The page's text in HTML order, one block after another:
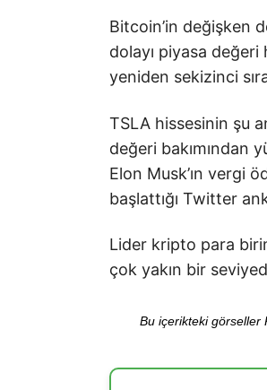
Bitcoin’in değişken
dolayı piyasa değeri
yeniden sekizinci
TSLA hissesinin şu
değeri bakımından
Elon Musk’ın vergi
başlattığı Twitter
Lider kripto para
çok yakın bir
Bu içerikteki görseller